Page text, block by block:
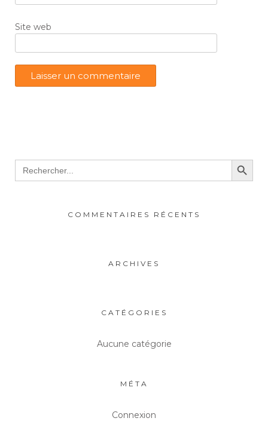
Site web
Search
for:
Search Button
COMMENTAIRES RÉCENTS
ARCHIVES
CATÉGORIES
Aucune catégorie
MÉTA
Connexion